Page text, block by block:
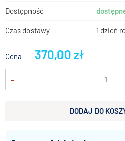
Dostępność
Czas dostawy 1 dzień
Cena 370,00 zł
-
DODAJ DO